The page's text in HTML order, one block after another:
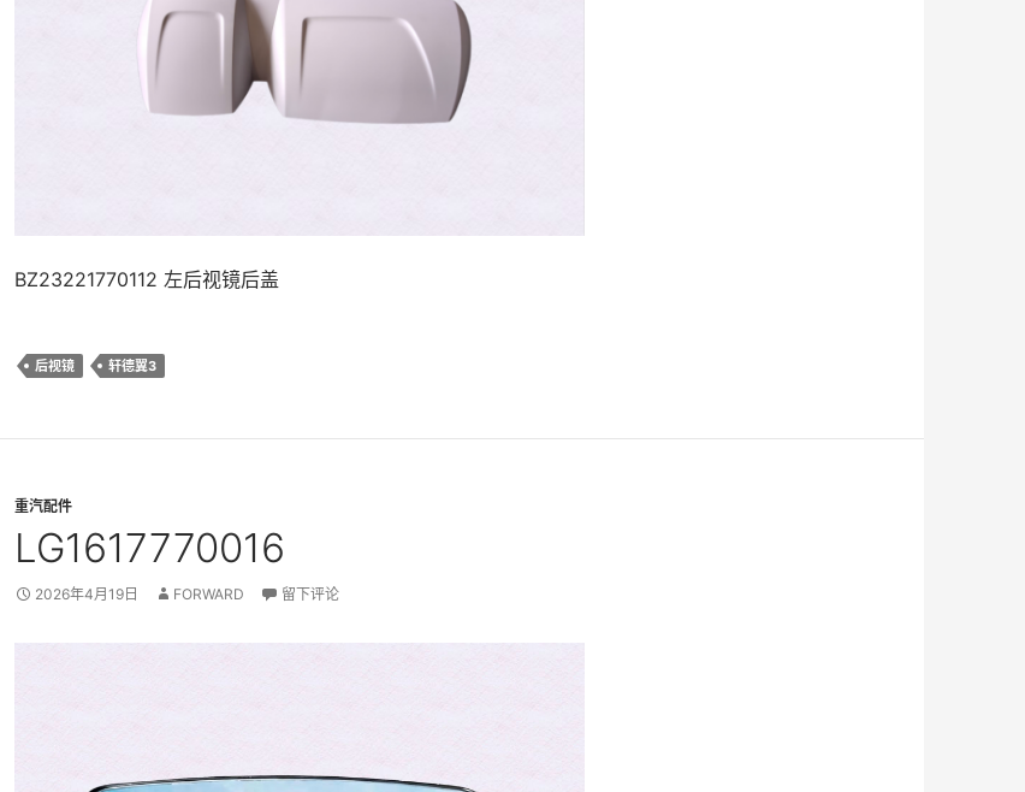
BZ23221770112 左后视镜后盖
后视镜 轩德翼3
重汽配件
LG1617770016
2026年4月19日 FORWARD 留下评论